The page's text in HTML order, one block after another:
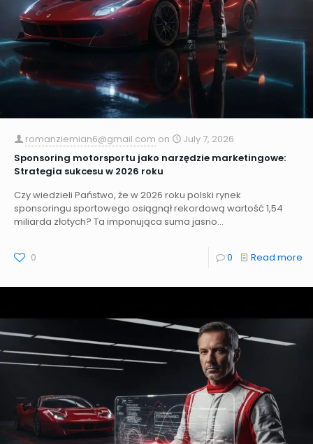
romanziemian6@gmail.com on
July 7, 2026
Sponsoring motorsportu jako narzędzie marketingowe:
Strategia sukcesu w 2026 roku
Czy wiedzieli Państwo, że w 2026 roku polski rynek
sponsoringu sportowego osiągnął rekordową wartość 1,54
miliarda złotych? Ta imponująca suma jasno...
0 0 Read more